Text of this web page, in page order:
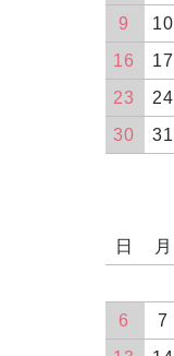
9
10
16
17
23
24
30
31
日 月
6
7